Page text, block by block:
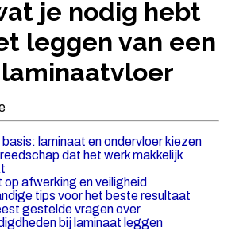
je nodig hebt
leggen van een
basis: laminaat en ondervloer kiezen
dat het werk makkelijk
op afwerking en veiligheid
tips voor het beste resultaat
gestelde vragen over
bij laminaat leggen